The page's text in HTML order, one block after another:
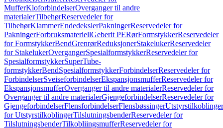
MufferKloforbindelserOverganger til andre
materialerTilbehørReservedeler for
TilbehørKlammerEndedekslerPakningerReservedeler for
PakningerForbruksmateriellGeberit PERørFormstykkerReservedeler
for FormstykkerBendGrenrørReduksjonerStakelukerReservedeler
for StakelukerOvergangerSpesialformstykkerReservedeler for
SpesialformstykkerSuperTube-
formstykkerBendSpesialformstykkerForbindelserReservedeler for
ForbindelserSveiseforbindelserEkspansjonsmufferReservedeler for
EkspansjonsmufferOverganger til andre materialerReservedeler for
Overganger til andre materialerGjengeforbindelserReservedeler for
GjengeforbindelserFlensforbindelserFlensbøssingerUtstyrstilkoblinger
for UtstyrstilkoblingerTilslutningsbenderReservedeler for
TilslutningsbenderTilkobliingsmufferReservedeler for